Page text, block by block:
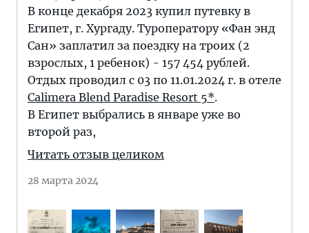
В конце декабря 2023 купил путевку в
Египет, г. Хургаду. Туроператору «Фан энд
Сан» заплатил за поездку на троих (2
взрослых, 1 ребенок) - 157 454 рублей.
Отдых проводил с 03 по 11.01.2024 г. в отеле
Calimera Blend Paradise Resort 5*.
В Египет выбрались в январе уже во
второй раз,
Читать отзыв целиком
28 марта 2024